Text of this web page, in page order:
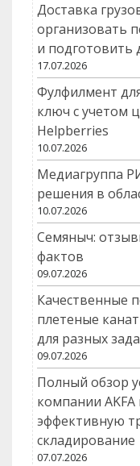
Доставка
организовать
и подготовить
17.07.2026
Фулфилмент
ключ с учетом
Helpberries
10.07.2026
Медиагруппа
решения в
10.07.2026
Семяныч:
фактов
09.07.2026
Качественные
плетеные
для разных
09.07.2026
Полный обзор
компании
эффективную
складирование
07.07.2026